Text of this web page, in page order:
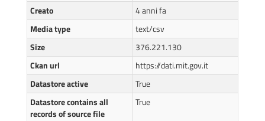
Creato
4 anni fa
Media type
text/csv
Size
376.221.130
Ckan url
https://dati.mit.gov.it
Datastore active
True
Datastore contains all
records of source file
True